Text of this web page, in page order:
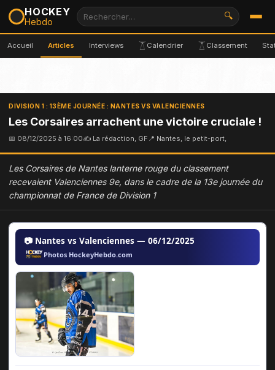
HOCKEY
Hebdo
🔍
Accueil Articles Interviews Calendrier Classement
DIVISION 1 : 13ÈME JOURNÉE : NANTES VS VALENCIENNES
Les Corsaires arrachent une victoire cruciale !
📅 08/12/2025 à 16:00✍ La rédaction, GF 📍 Nantes, le petit-port,
Les Corsaires de Nantes lanterne rouge du classement
recevaient Valenciennes 9e, dans le cadre de la 13e journée du
championnat de France de Division 1